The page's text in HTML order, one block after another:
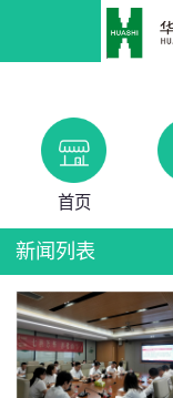
首页
新闻列表